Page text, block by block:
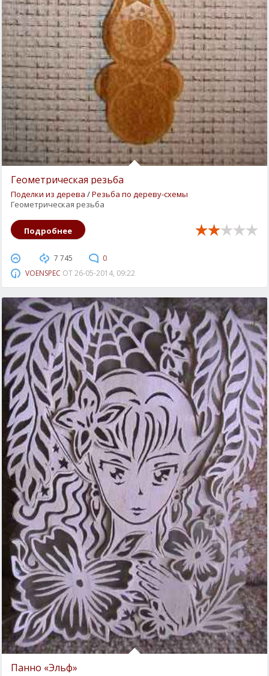
Геометрическая резьба
Поделки из дерева /Резьба по дереву-схемы
Геометрическая резьба
Подробнее
7 745
0
VOENSPEC ОТ26-05-2014, 09:22
Панно «Эльф»